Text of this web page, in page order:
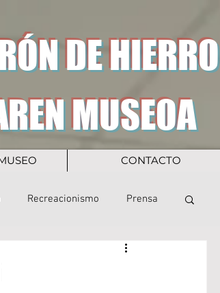
DE HIERRO
CONTACTO
MUSEOA
Recreacionismo Prensa